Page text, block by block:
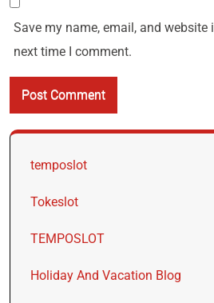
Save my name, email, and
next time I comment.
temposlot
Tokeslot
TEMPOSLOT
Holiday And Vacation Blog